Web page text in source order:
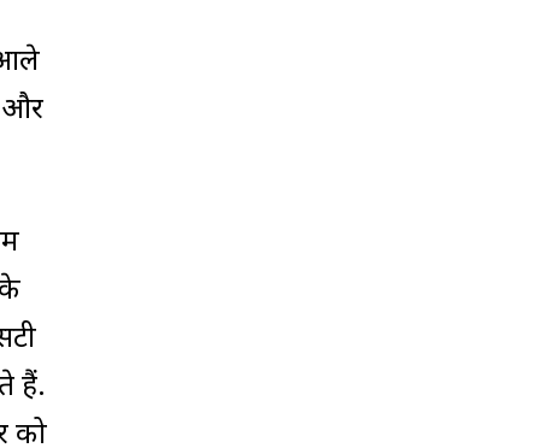
आले
और
हैं.
को